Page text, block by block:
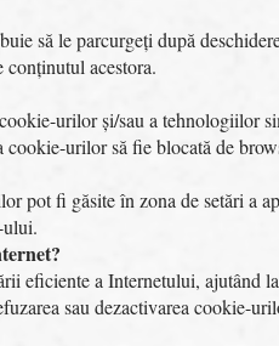
să le parcurgeți după
acestora.
urilor și/sau a tehnologiilor
urilor să fie blocată de
pot fi găsite în zona de setări a
eficiente a Internetului, ajutând
sau dezactivarea cookie-